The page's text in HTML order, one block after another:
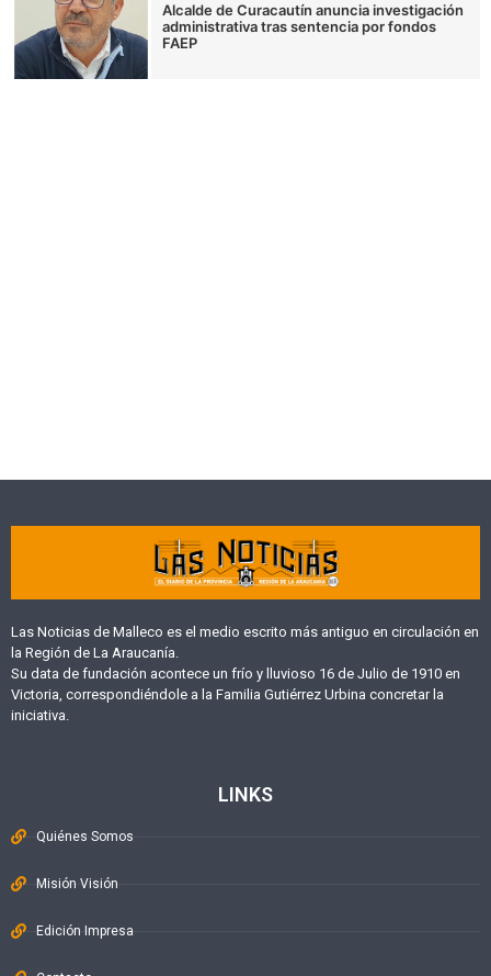
Alcalde de Curacautín anuncia investigación
administrativa tras sentencia por fondos
FAEP
Las Noticias de Malleco es el medio escrito más antiguo en circulación en
la Región de La Araucanía.
Su data de fundación acontece un frío y lluvioso 16 de Julio de 1910 en
Victoria, correspondiéndole a la Familia Gutiérrez Urbina concretar la
iniciativa.
LINKS
Quiénes Somos
Misión Visión
Edición Impresa